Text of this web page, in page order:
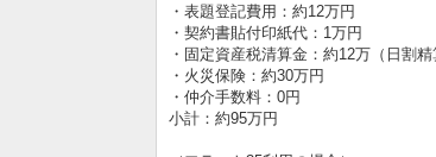
・表題登記費用：約12万円
・契約書貼付印紙代：1万円
・固定資産税清算金：約12万（日割精
・火災保険：約30万円
・仲介手数料：0円
小計：約95万円